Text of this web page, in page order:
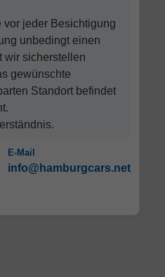
vor jeder Besichtigung
unbedingt einen
wir sicherstellen
gewünschte
Standort befindet
E-Mail
info@hamburgcars.net